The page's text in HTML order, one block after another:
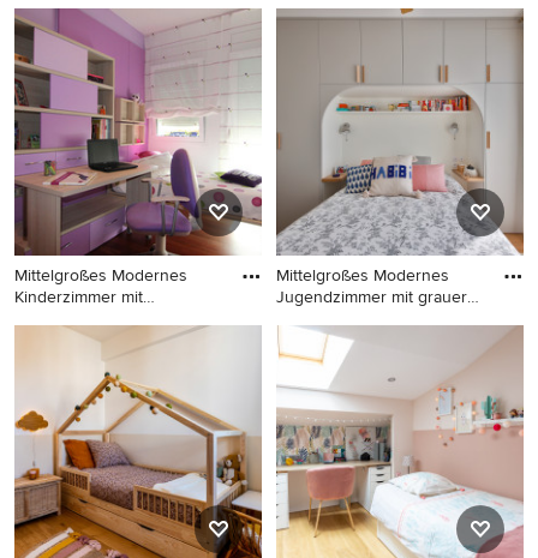
Mittelgroßes, Neutrales
Modernes Jugendzimmer mit
weißer Wandfarbe, braunem
Holzboden und braunem
Boden in Bremen
Mittelgroßes Klassisches
Wandfarbe, hellem
Holzboden und Schlafplatz in
Mittelgroßes Modernes
Kinderzimmer mit
Mittelgroßes Modernes
Kinderzimmer mit
Schlafplatz, dunklem
Holzboden und bunten
Wänden in Barcelona
Mittelgroßes Modernes
Jugendzimmer mit grauer
Mittelgroßes Modernes
Jugendzimmer mit grauer
Wandfarbe und hellem
Holzboden in Paris